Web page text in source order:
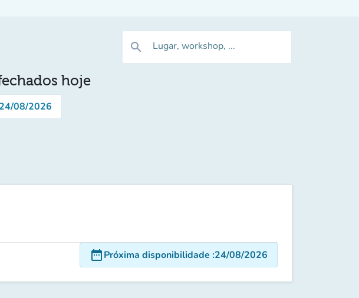
search Lugar, workshop, ...
hoje
24/08/2026
date_rangePróxima disponibilidade :24/08/2026